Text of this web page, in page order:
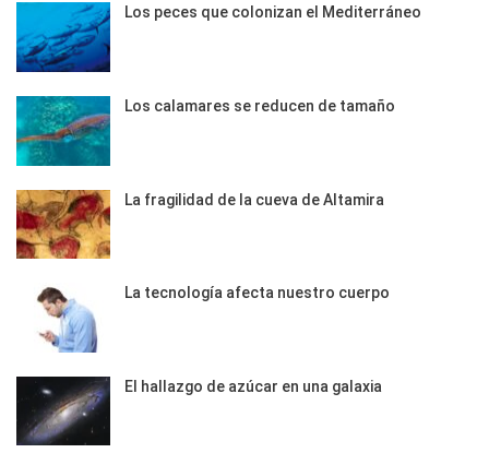
Los peces que colonizan el Mediterráneo
Los calamares se reducen de tamaño
La fragilidad de la cueva de Altamira
La tecnología afecta nuestro cuerpo
El hallazgo de azúcar en una galaxia